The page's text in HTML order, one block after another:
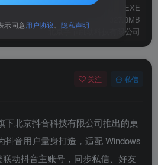
EXE
327.8MB
北京字节跳动科技有限公司
关注 私信
下北京抖音科技有限公司推出的桌
抖音用户量身打造，适配 Windows
联动抖音主账号，同步私信、好友
示同意用户协议 隐私声明